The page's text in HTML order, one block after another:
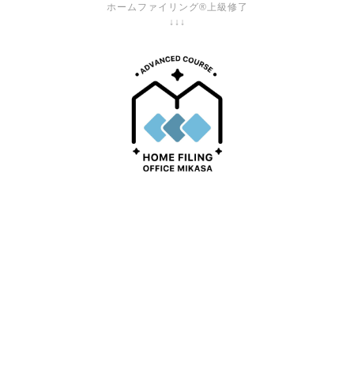
ホームファイリング®上級修了
↓↓↓